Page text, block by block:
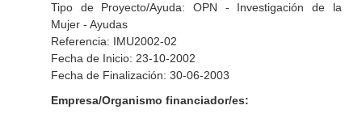
Tipo de Proyecto/Ayuda: OPN - Investigación de la
Mujer - Ayudas
Referencia: IMU2002-02
Fecha de Inicio: 23-10-2002
Fecha de Finalización: 30-06-2003
Empresa/Organismo financiador/es: